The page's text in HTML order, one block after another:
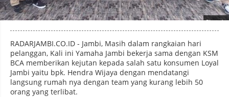
Photo by
RADARJAMBI.CO.ID - Jambi, Masih dalam rangkaian hari
pelanggan, Kali ini Yamaha Jambi bekerja sama dengan KSM
BCA memberikan kejutan kepada salah satu konsumen Loyal
Jambi yaitu bpk. Hendra Wijaya dengan mendatangi
langsung rumah nya dengan team yang kurang lebih 50
orang yang terlibat.